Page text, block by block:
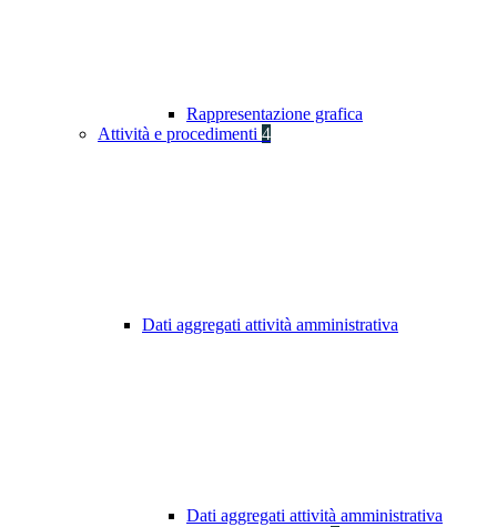
Rappresentazione grafica
Attività e procedimenti 4
Dati aggregati attività amministrativa
Dati aggregati attività amministrativa